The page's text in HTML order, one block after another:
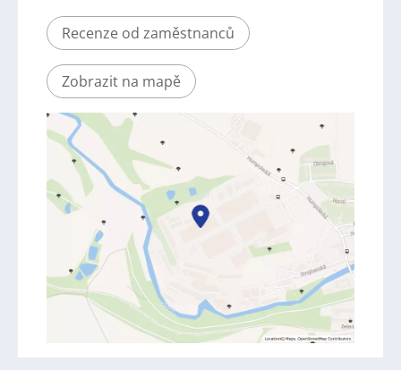
Recenze od zaměstnanců
Zobrazit na mapě